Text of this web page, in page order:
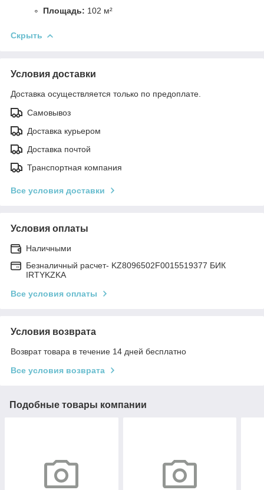
Площадь: 102 м²
Скрыть
Условия доставки
Доставка осуществляется только по предоплате.
Самовывоз
Доставка курьером
Доставка почтой
Транспортная компания
Все условия доставки
Условия оплаты
Наличными
Безналичный расчет- KZ8096502F0015519377 БИК
IRTYKZKA
Все условия оплаты
Условия возврата
Возврат товара в течение 14 дней бесплатно
Все условия возврата
Подобные товары компании